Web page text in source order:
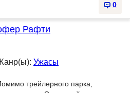
0
Рафти
Ужасы
трейлерного парка,